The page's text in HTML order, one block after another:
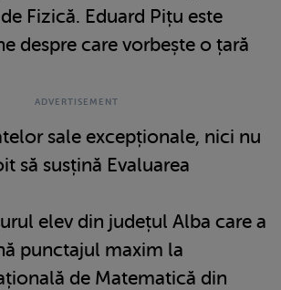
Fizică. Eduard Pițu este
despre care vorbește o țară
sale excepționale, nici nu
să susțină Evaluarea
elev din județul Alba care a
punctajul maxim la
de Matematică din